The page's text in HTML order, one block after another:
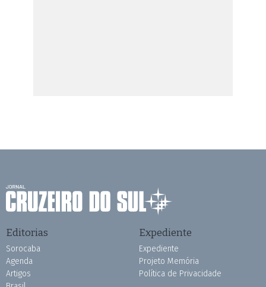
Editorias
Sorocaba
Agenda
Artigos
Expediente
Expediente
Projeto Memória
Política de Privacidade